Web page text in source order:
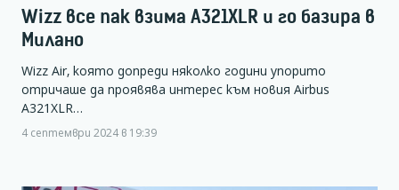
Wizz все пак взима А321XLR и го базира в
Милано
Wizz Air, която допреди няколко години упорито
отричаше да проявява интерес към новия Airbus
A321XLR…
4 септември 2024 в 19:39